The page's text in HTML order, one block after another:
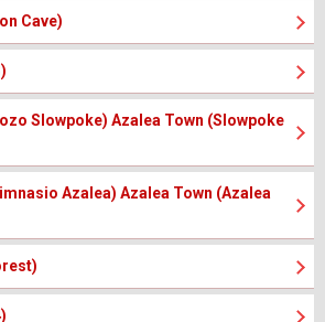
Cave)
Slowpoke) Azalea Town (Slowpoke
Azalea) Azalea Town (Azalea